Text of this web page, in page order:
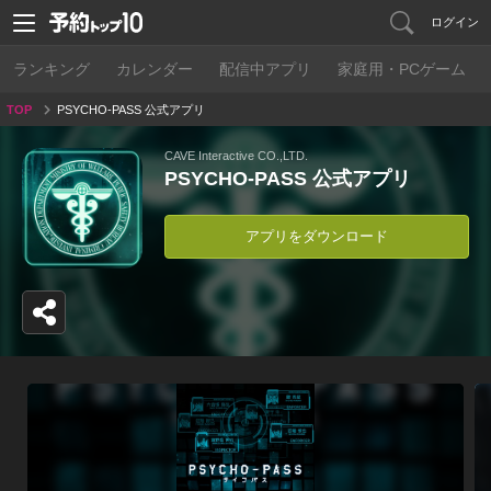
ログイン
ランキング カレンダー 配信中アプリ 家庭用・PCゲーム
TOP PSYCHO-PASS 公式アプリ
CAVE Interactive CO.,LTD.
PSYCHO-PASS 公式アプリ
アプリをダウンロード